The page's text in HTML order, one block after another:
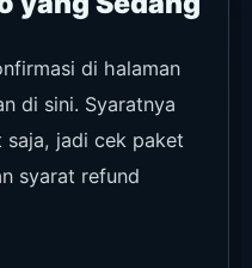
di halaman
di sini. Syaratnya
jadi cek paket
syarat refund